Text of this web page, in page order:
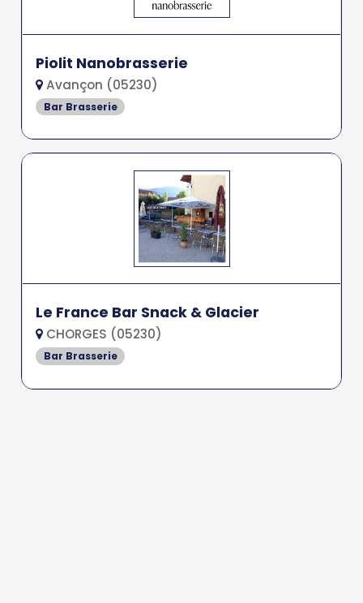
Piolit Nanobrasserie
Avançon (05230)
Bar Brasserie
Le France Bar Snack & Glacier
CHORGES (05230)
Bar Brasserie